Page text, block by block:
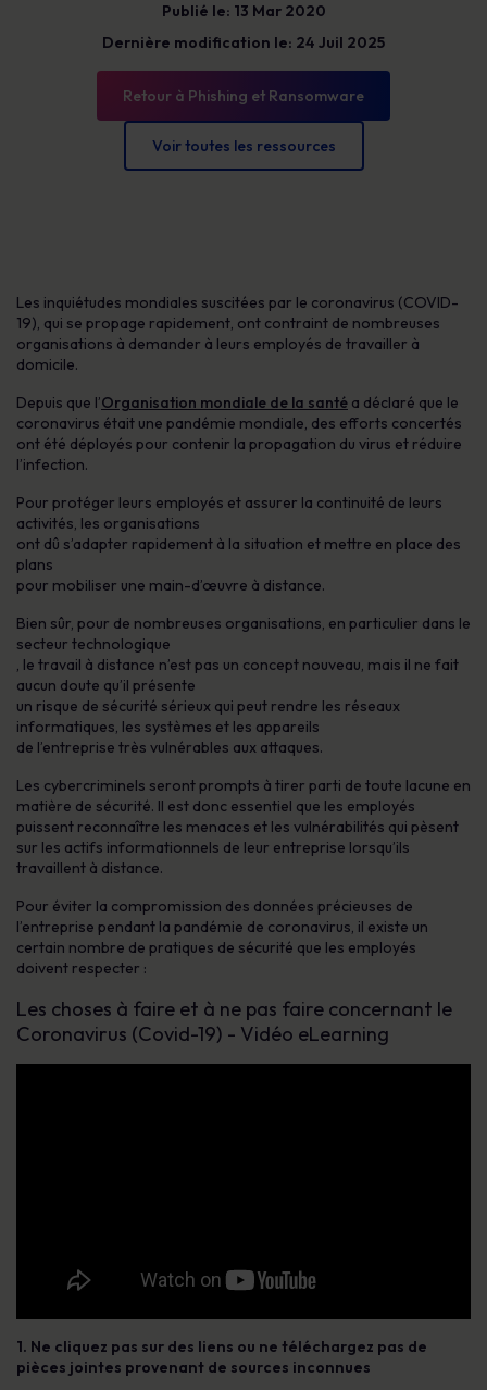
Publié le: 13 Mar 2020
Dernière modification le: 24 Juil 2025
Retour à Phishing et Ransomware
Voir toutes les ressources
Les inquiétudes mondiales suscitées par le coronavirus (COVID-
19), qui se propage rapidement, ont contraint de nombreuses
organisations à demander à leurs employés de travailler à
domicile.
Depuis que l’Organisation mondiale de la santé a déclaré que le
coronavirus était une pandémie mondiale, des efforts concertés
ont été déployés pour contenir la propagation du virus et réduire
l’infection.
Pour protéger leurs employés et assurer la continuité de leurs
activités, les organisations
ont dû s’adapter rapidement à la situation et mettre en place des
plans
pour mobiliser une main-d’œuvre à distance.
Bien sûr, pour de nombreuses organisations, en particulier dans le
secteur technologique
, le travail à distance n’est pas un concept nouveau, mais il ne fait
aucun doute qu’il présente
un risque de sécurité sérieux qui peut rendre les réseaux
informatiques, les systèmes et les appareils
de l’entreprise très vulnérables aux attaques.
Les cybercriminels seront prompts à tirer parti de toute lacune en
matière de sécurité. Il est donc essentiel que les employés
puissent reconnaître les menaces et les vulnérabilités qui pèsent
sur les actifs informationnels de leur entreprise lorsqu’ils
travaillent à distance.
Pour éviter la compromission des données précieuses de
l’entreprise pendant la pandémie de coronavirus, il existe un
certain nombre de pratiques de sécurité que les employés
doivent respecter :
Les choses à faire et à ne pas faire concernant le
Coronavirus (Covid-19) - Vidéo eLearning
1. Ne cliquez pas sur des liens ou ne téléchargez pas de
pièces jointes provenant de sources inconnues